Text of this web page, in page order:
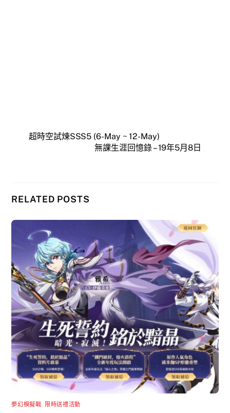
超時空試煉SSS5 (6-May ~ 12-May)
無課生涯回憶錄 – 19年5月8日
RELATED POSTS
夢幻模擬戰 限時送禮活動